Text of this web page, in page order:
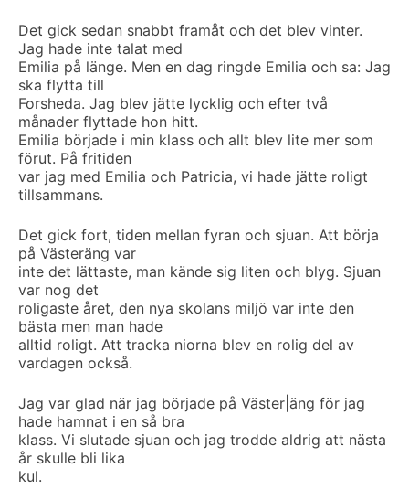
Det gick sedan snabbt framåt och det blev vinter.
Jag hade inte talat med
Emilia på länge. Men en dag ringde Emilia och sa: Jag
ska flytta till
Forsheda. Jag blev jätte lycklig och efter två
månader flyttade hon hitt.
Emilia började i min klass och allt blev lite mer som
förut. På fritiden
var jag med Emilia och Patricia, vi hade jätte roligt
tillsammans.
Det gick fort, tiden mellan fyran och sjuan. Att börja
på Västeräng var
inte det lättaste, man kände sig liten och blyg. Sjuan
var nog det
roligaste året, den nya skolans miljö var inte den
bästa men man hade
alltid roligt. Att tracka niorna blev en rolig del av
vardagen också.
Jag var glad när jag började på Väster|äng för jag
hade hamnat i en så bra
klass. Vi slutade sjuan och jag trodde aldrig att nästa
år skulle bli lika
kul.